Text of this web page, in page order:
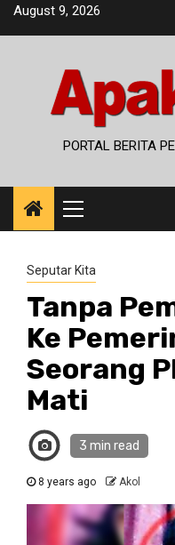
SkipAugust 9, 2026
PORTAL BERITA
Primary
Menu
Seputar Kita
Tanpa
Ke
Seorang
Mati
3 min read
8 years ago Akol